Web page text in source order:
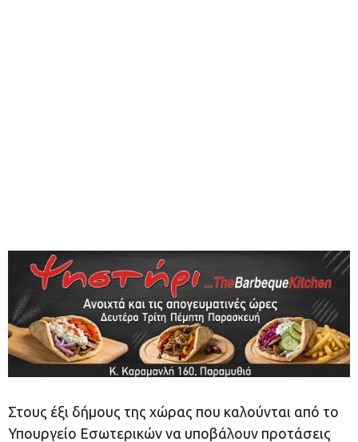
Στους έξι δήμους της χώρας που καλούνται από το
Υπουργείο Εσωτερικών να υποβάλουν προτάσεις